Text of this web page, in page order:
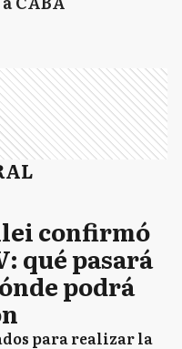
confirmó
qué pasará
podrá
para realizar la